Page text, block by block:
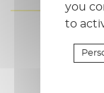
you
to